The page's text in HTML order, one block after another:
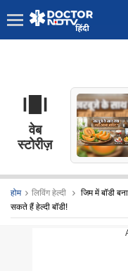
वेब
स्टोरीज़
होम लिविंग हेल्दी
जिम में बॉडी
सकते हैं हेल्दी बॉडी!